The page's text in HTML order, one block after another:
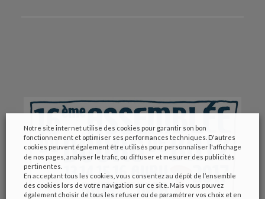
Notre site internet utilise des cookies pour garantir son bon
fonctionnement et optimiser ses performances techniques. D'autres
cookies peuvent également être utilisés pour personnaliser l'affichage
de nos pages, analyser le trafic, ou diffuser et mesurer des publicités
pertinentes.
En acceptant tous les cookies, vous consentez au dépôt de l’ensemble
des cookies lors de votre navigation sur ce site. Mais vous pouvez
également choisir de tous les refuser ou de paramétrer vos choix et en